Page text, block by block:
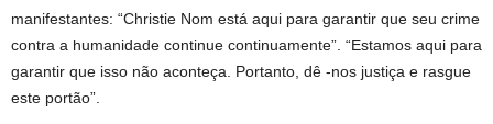
manifestantes: “Christie Nom está aqui para garantir que seu crime
contra a humanidade continue continuamente”. “Estamos aqui para
garantir que isso não aconteça. Portanto, dê -nos justiça e rasgue
este portão”.